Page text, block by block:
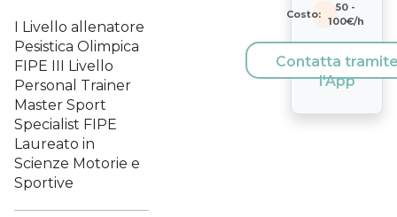
I Livello allenatore
Pesistica Olimpica
FIPE III Livello
Personal Trainer
Master Sport
Specialist FIPE
Laureato in
Scienze Motorie e
Sportive
Costo:
50 -
100€/h
Contatta
l'App